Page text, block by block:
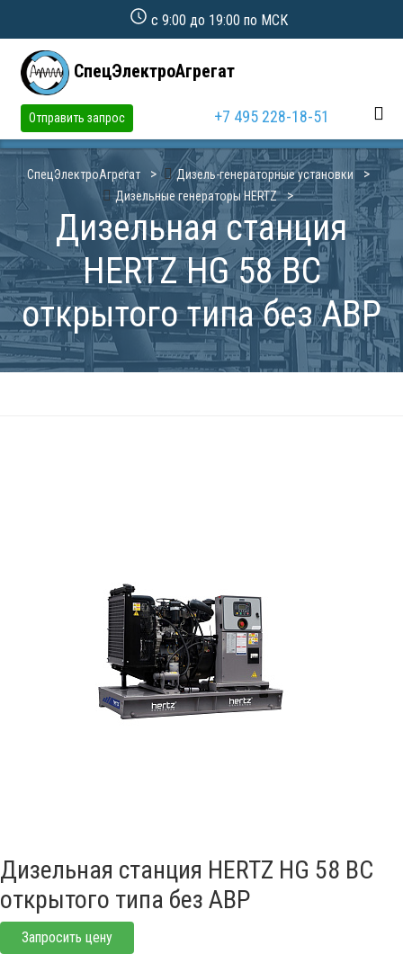
с 9:00 до 19:00 по МСК
СпецЭлектроАгрегат
Отправить запрос +7 495 228-18-51
СпецЭлектроАгрегат
Дизель-генераторные установки
Дизельные генераторы HERTZ
Дизельная станция
HERTZ HG 58 BC
открытого типа без АВР
Дизельная станция HERTZ HG 58 BC
открытого типа без АВР
Запросить цену